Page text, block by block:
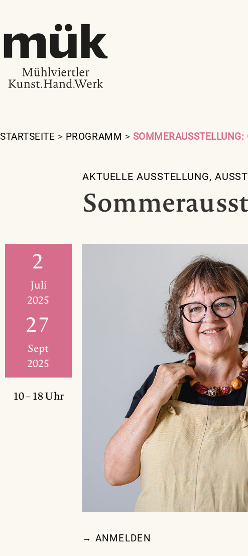
STARTSEITE > PROGRAMM >
AKTUELLE AUSSTELLUNG,
2
Juli
2025
27
Sept
2025
10 – 18 Uhr
→ ANMELDEN